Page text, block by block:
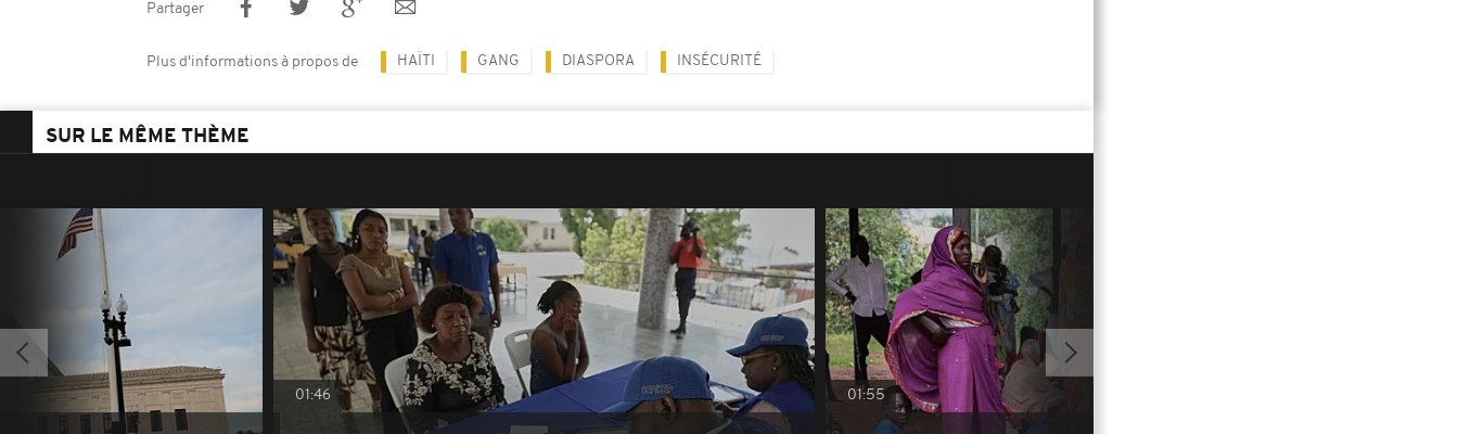
Partager
Plus d'informations à propos de HAÏTI GANG DIASPORA INSÉCURITÉ
SUR LE MÊME THÈME
01:46 01:55